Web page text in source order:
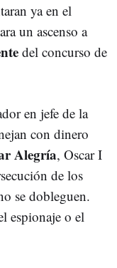
ya en el
un ascenso a
del concurso de
en jefe de la
con dinero
Alegría, Oscar I
de los
se dobleguen.
espionaje o el